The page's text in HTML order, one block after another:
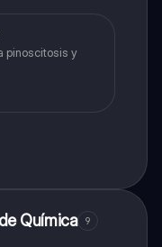
pinoscitosis y
Química 9